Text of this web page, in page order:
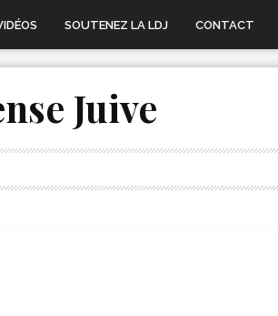
SOUTENEZ LA LDJ CONTACT
Juive